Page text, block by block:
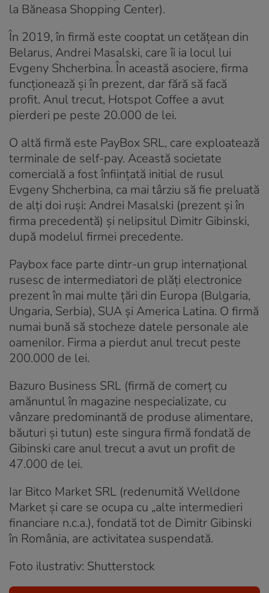
la Băneasa Shopping Center).
În 2019, în firmă este cooptat un cetățean din
Belarus, Andrei Masalski, care îi ia locul lui
Evgeny Shcherbina. În această asociere, firma
funcționează și în prezent, dar fără să facă
profit. Anul trecut, Hotspot Coffee a avut
pierderi pe peste 20.000 de lei.
O altă firmă este PayBox SRL, care exploatează
terminale de self-pay. Această societate
comercială a fost înființată initial de rusul
Evgeny Shcherbina, ca mai târziu să fie preluată
de alți doi ruși: Andrei Masalski (prezent și în
firma precedentă) și nelipsitul Dimitr Gibinski,
după modelul firmei precedente.
Paybox face parte dintr-un grup internațional
rusesc de intermediatori de plăți electronice
prezent în mai multe țări din Europa (Bulgaria,
Ungaria, Serbia), SUA și America Latina. O firmă
numai bună să stocheze datele personale ale
oamenilor. Firma a pierdut anul trecut peste
200.000 de lei.
Bazuro Business SRL (firmă de comerț cu
amănuntul în magazine nespecializate, cu
vânzare predominantă de produse alimentare,
băuturi și tutun) este singura firmă fondată de
Gibinski care anul trecut a avut un profit de
47.000 de lei.
Iar Bitco Market SRL (redenumită Welldone
Market și care se ocupa cu „alte intermedieri
financiare n.c.a.), fondată tot de Dimitr Gibinski
în România, are activitatea suspendată.
Foto ilustrativ: Shutterstock